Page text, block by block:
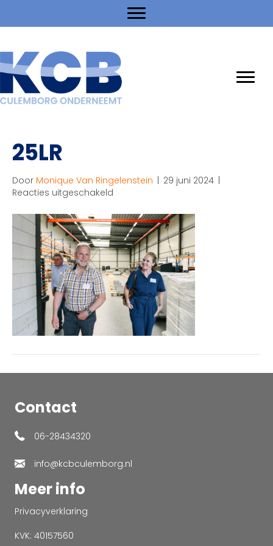
25LR
Door Monique Van Ringelenstein | 29 juni 2024 |
Reacties uitgeschakeld
Contact
06-28434320
info@kcbculemborg.nl
Meer info
Privacyverklaring
KVK: 40157560